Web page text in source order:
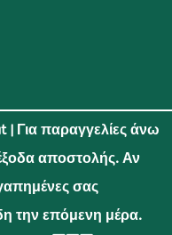
| Για παραγγελίες άνω
αποστολής. Αν
σας
την επόμενη μέρα.